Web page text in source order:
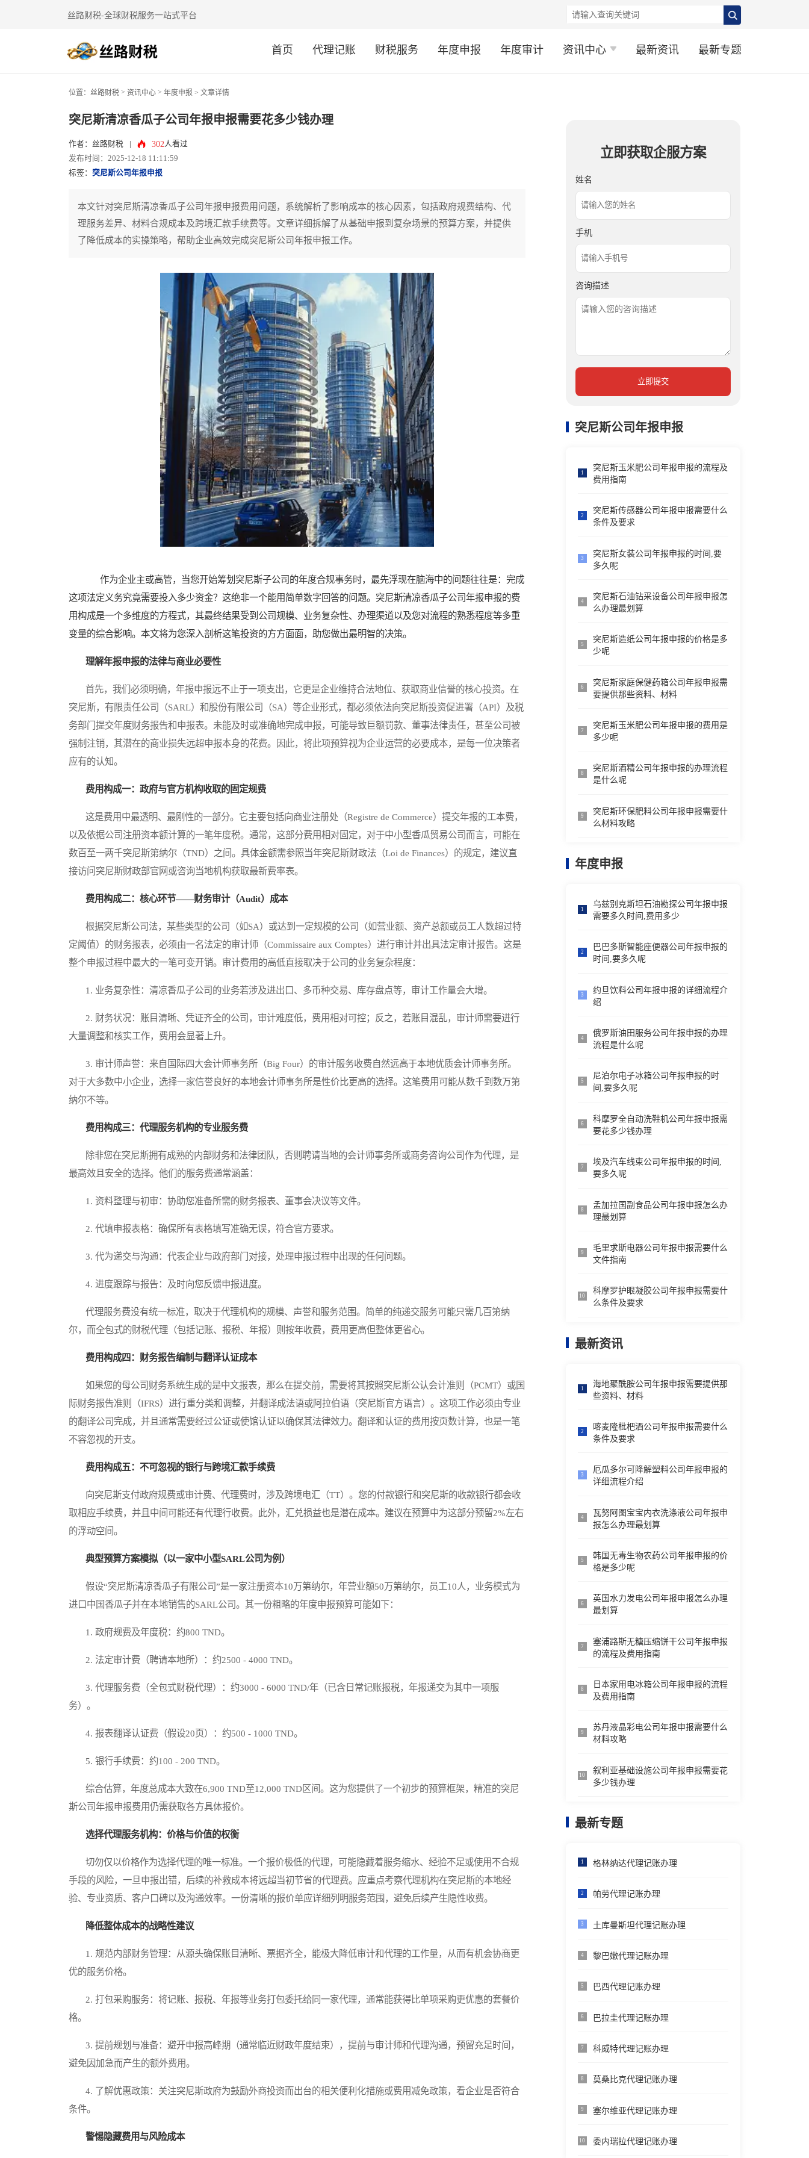
丝路财税-全球财税服务一站式平台
首页 代理记账 财税服务 年度申报 年度审计 资讯中心 最新资讯 最新专题
位置： 丝路财税 > 资讯中心 > 年度申报 > 文章详情
突尼斯清凉香瓜子公司年报申报需要花多少钱办理
作者：丝路财税 302人看过
发布时间：2025-12-18 11:11:59
标签： 突尼斯公司年报申报
本文针对突尼斯清凉香瓜子公司年报申报费用问题，系统解析了影响成本的核心因素，包括政府规费结构、代
理服务差异、材料合规成本及跨境汇款手续费等。文章详细拆解了从基础申报到复杂场景的预算方案，并提供
了降低成本的实操策略，帮助企业高效完成突尼斯公司年报申报工作。
作为企业主或高管，当您开始筹划突尼斯子公司的年度合规事务时，最先浮现在脑海中的问题往往是：完成
这项法定义务究竟需要投入多少资金？这绝非一个能用简单数字回答的问题。突尼斯清凉香瓜子公司年报申报的费
用构成是一个多维度的方程式，其最终结果受到公司规模、业务复杂性、办理渠道以及您对流程的熟悉程度等多重
变量的综合影响。本文将为您深入剖析这笔投资的方方面面，助您做出最明智的决策。
理解年报申报的法律与商业必要性
首先，我们必须明确，年报申报远不止于一项支出，它更是企业维持合法地位、获取商业信誉的核心投资。在
突尼斯，有限责任公司（SARL）和股份有限公司（SA）等企业形式，都必须依法向突尼斯投资促进署（API）及税
务部门提交年度财务报告和申报表。未能及时或准确地完成申报，可能导致巨额罚款、董事法律责任，甚至公司被
强制注销，其潜在的商业损失远超申报本身的花费。因此，将此项预算视为企业运营的必要成本，是每一位决策者
应有的认知。
费用构成一：政府与官方机构收取的固定规费
这是费用中最透明、最刚性的一部分。它主要包括向商业注册处（Registre de Commerce）提交年报的工本费，
以及依据公司注册资本额计算的一笔年度税。通常，这部分费用相对固定，对于中小型香瓜贸易公司而言，可能在
数百至一两千突尼斯第纳尔（TND）之间。具体金额需参照当年突尼斯财政法（Loi de Finances）的规定，建议直
接访问突尼斯财政部官网或咨询当地机构获取最新费率表。
费用构成二：核心环节——财务审计（Audit）成本
根据突尼斯公司法，某些类型的公司（如SA）或达到一定规模的公司（如营业额、资产总额或员工人数超过特
定阈值）的财务报表，必须由一名法定的审计师（Commissaire aux Comptes）进行审计并出具法定审计报告。这是
整个申报过程中最大的一笔可变开销。审计费用的高低直接取决于公司的业务复杂程度：
1. 业务复杂性：清凉香瓜子公司的业务若涉及进出口、多币种交易、库存盘点等，审计工作量会大增。
2. 财务状况：账目清晰、凭证齐全的公司，审计难度低，费用相对可控；反之，若账目混乱，审计师需要进行
大量调整和核实工作，费用会显著上升。
3. 审计师声誉：来自国际四大会计师事务所（Big Four）的审计服务收费自然远高于本地优质会计师事务所。
对于大多数中小企业，选择一家信誉良好的本地会计师事务所是性价比更高的选择。这笔费用可能从数千到数万第
纳尔不等。
费用构成三：代理服务机构的专业服务费
除非您在突尼斯拥有成熟的内部财务和法律团队，否则聘请当地的会计师事务所或商务咨询公司作为代理，是
最高效且安全的选择。他们的服务费通常涵盖：
1. 资料整理与初审：协助您准备所需的财务报表、董事会决议等文件。
2. 代填申报表格：确保所有表格填写准确无误，符合官方要求。
3. 代为递交与沟通：代表企业与政府部门对接，处理申报过程中出现的任何问题。
4. 进度跟踪与报告：及时向您反馈申报进度。
代理服务费没有统一标准，取决于代理机构的规模、声誉和服务范围。简单的纯递交服务可能只需几百第纳
尔，而全包式的财税代理（包括记账、报税、年报）则按年收费，费用更高但整体更省心。
费用构成四：财务报告编制与翻译认证成本
如果您的母公司财务系统生成的是中文报表，那么在提交前，需要将其按照突尼斯公认会计准则（PCMT）或国
际财务报告准则（IFRS）进行重分类和调整，并翻译成法语或阿拉伯语（突尼斯官方语言）。这项工作必须由专业
的翻译公司完成，并且通常需要经过公证或使馆认证以确保其法律效力。翻译和认证的费用按页数计算，也是一笔
不容忽视的开支。
费用构成五：不可忽视的银行与跨境汇款手续费
向突尼斯支付政府规费或审计费、代理费时，涉及跨境电汇（TT）。您的付款银行和突尼斯的收款银行都会收
取相应手续费，并且中间可能还有代理行收费。此外，汇兑损益也是潜在成本。建议在预算中为这部分预留2%左右
的浮动空间。
典型预算方案模拟（以一家中小型SARL公司为例）
假设“突尼斯清凉香瓜子有限公司”是一家注册资本10万第纳尔，年营业额50万第纳尔，员工10人，业务模式为
进口中国香瓜子并在本地销售的SARL公司。其一份粗略的年度申报预算可能如下：
1. 政府规费及年度税：约800 TND。
2. 法定审计费（聘请本地所）：约2500 - 4000 TND。
3. 代理服务费（全包式财税代理）：约3000 - 6000 TND/年（已含日常记账报税，年报递交为其中一项服
务）。
4. 报表翻译认证费（假设20页）：约500 - 1000 TND。
5. 银行手续费：约100 - 200 TND。
综合估算，年度总成本大致在6,900 TND至12,000 TND区间。这为您提供了一个初步的预算框架，精准的突尼
斯公司年报申报费用仍需获取各方具体报价。
选择代理服务机构：价格与价值的权衡
切勿仅以价格作为选择代理的唯一标准。一个报价极低的代理，可能隐藏着服务缩水、经验不足或使用不合规
手段的风险，一旦申报出错，后续的补救成本将远超当初节省的代理费。应重点考察代理机构在突尼斯的本地经
验、专业资质、客户口碑以及沟通效率。一份清晰的报价单应详细列明服务范围，避免后续产生隐性收费。
降低整体成本的战略性建议
1. 规范内部财务管理：从源头确保账目清晰、票据齐全，能极大降低审计和代理的工作量，从而有机会协商更
优的服务价格。
2. 打包采购服务：将记账、报税、年报等业务打包委托给同一家代理，通常能获得比单项采购更优惠的套餐价
格。
3. 提前规划与准备：避开申报高峰期（通常临近财政年度结束），提前与审计师和代理沟通，预留充足时间，
避免因加急而产生的额外费用。
4. 了解优惠政策：关注突尼斯政府为鼓励外商投资而出台的相关便利化措施或费用减免政策，看企业是否符合
条件。
警惕隐藏费用与风险成本
立即获取企服方案
姓名
手机
咨询描述
立即提交
突尼斯公司年报申报
1
突尼斯玉米肥公司年报申报的流程及
费用指南
2
突尼斯传感器公司年报申报需要什么
条件及要求
3
突尼斯女装公司年报申报的时间,要
多久呢
4
突尼斯石油钻采设备公司年报申报怎
么办理最划算
5
突尼斯造纸公司年报申报的价格是多
少呢
6
突尼斯家庭保健药箱公司年报申报需
要提供那些资料、材料
7
突尼斯玉米肥公司年报申报的费用是
多少呢
8
突尼斯酒精公司年报申报的办理流程
是什么呢
9
突尼斯环保肥料公司年报申报需要什
么材料攻略
年度申报
1
乌兹别克斯坦石油勘探公司年报申报
需要多久时间,费用多少
2
巴巴多斯智能座便器公司年报申报的
时间,要多久呢
3
约旦饮料公司年报申报的详细流程介
绍
4
俄罗斯油田服务公司年报申报的办理
流程是什么呢
5
尼泊尔电子冰箱公司年报申报的时
间,要多久呢
6
科摩罗全自动洗鞋机公司年报申报需
要花多少钱办理
7
埃及汽车线束公司年报申报的时间,
要多久呢
8
孟加拉国副食品公司年报申报怎么办
理最划算
9
毛里求斯电器公司年报申报需要什么
文件指南
10
科摩罗护眼凝胶公司年报申报需要什
么条件及要求
最新资讯
1
海地聚酰胺公司年报申报需要提供那
些资料、材料
2
喀麦隆枇杷酒公司年报申报需要什么
条件及要求
3
厄瓜多尔可降解塑料公司年报申报的
详细流程介绍
4
瓦努阿图宝宝内衣洗涤液公司年报申
报怎么办理最划算
5
韩国无毒生物农药公司年报申报的价
格是多少呢
6
英国水力发电公司年报申报怎么办理
最划算
7
塞浦路斯无糖压缩饼干公司年报申报
的流程及费用指南
8
日本家用电冰箱公司年报申报的流程
及费用指南
9
苏丹液晶彩电公司年报申报需要什么
材料攻略
10
叙利亚基础设施公司年报申报需要花
多少钱办理
最新专题
1 格林纳达代理记账办理
2 帕劳代理记账办理
3 土库曼斯坦代理记账办理
4 黎巴嫩代理记账办理
5 巴西代理记账办理
6 巴拉圭代理记账办理
7 科威特代理记账办理
8 莫桑比克代理记账办理
9 塞尔维亚代理记账办理
10 委内瑞拉代理记账办理